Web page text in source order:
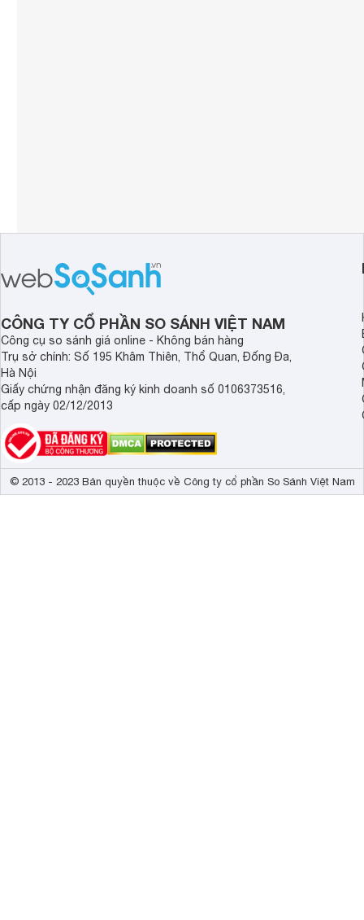
CÔNG TY CỔ PHẦN SO SÁNH VIỆT NAM
Công cụ so sánh giá online - Không bán hàng
Trụ sở chính: Số 195 Khâm Thiên, Thổ Quan, Đống Đa,
Hà Nội
Giấy chứng nhận đăng ký kinh doanh số 0106373516,
cấp ngày 02/12/2013
© 2013 - 2023 Bản quyền thuộc về Công ty cổ phần So Sánh Việt Nam